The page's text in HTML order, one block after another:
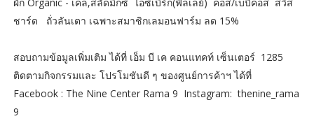
ชาร์ด ถั่วลันเตา เฉพาะสมาชิกเลมอนฟาร์ม ลด 15%
สอบถามข้อมูลเพิ่มเติม ได้ที่ เอ็ม บี เค คอนแทคท์ เซ็นเตอร์ 1285
ติดตามกิจกรรมและ โปรโมชันดี ๆ ของศูนย์การค้าฯ ได้ที่
Facebook : The Nine Center Rama 9 Instagram: thenine_rama
9